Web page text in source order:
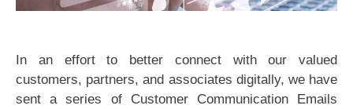
In an effort to better connect with our valued
customers, partners, and associates digitally, we have
sent a series of Customer Communication Emails